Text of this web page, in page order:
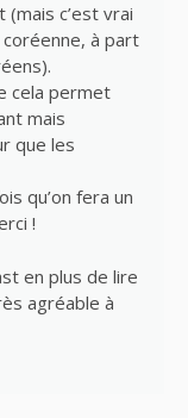
(mais c’est vrai
coréenne, à part
cela permet
mais
que les
qu’on fera un
!
en plus de lire
agréable à